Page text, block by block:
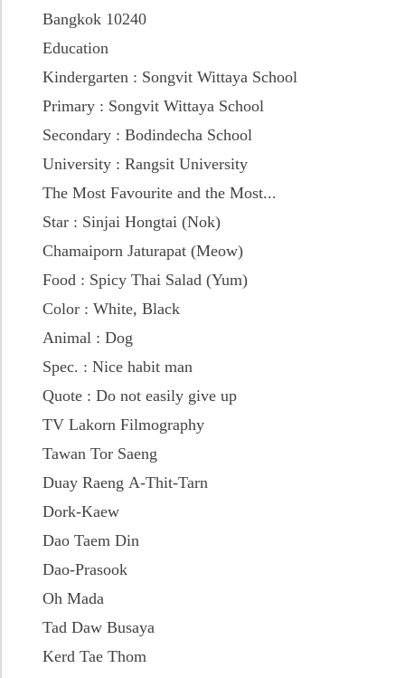
Bangkok 10240
Education
Kindergarten : Songvit Wittaya School
Primary : Songvit Wittaya School
Secondary : Bodindecha School
University : Rangsit University
The Most Favourite and the Most...
Star : Sinjai Hongtai (Nok)
Chamaiporn Jaturapat (Meow)
Food : Spicy Thai Salad (Yum)
Color : White, Black
Animal : Dog
Spec. : Nice habit man
Quote : Do not easily give up
TV Lakorn Filmography
Tawan Tor Saeng
Duay Raeng A-Thit-Tarn
Dork-Kaew
Dao Taem Din
Dao-Prasook
Oh Mada
Tad Daw Busaya
Kerd Tae Thom